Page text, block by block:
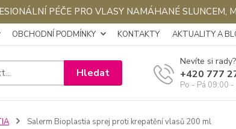
PÉČE PRO VLASY NAMÁHANÉ SLUNCEM,
OBCHODNÍ PODMÍNKY KONTAKTY AKTUALITY A
Hledat
Nevíte si
+420 777
Po - Pá 09:00
Salerm Bioplastia sprej proti krepatění vlasů 200 ml